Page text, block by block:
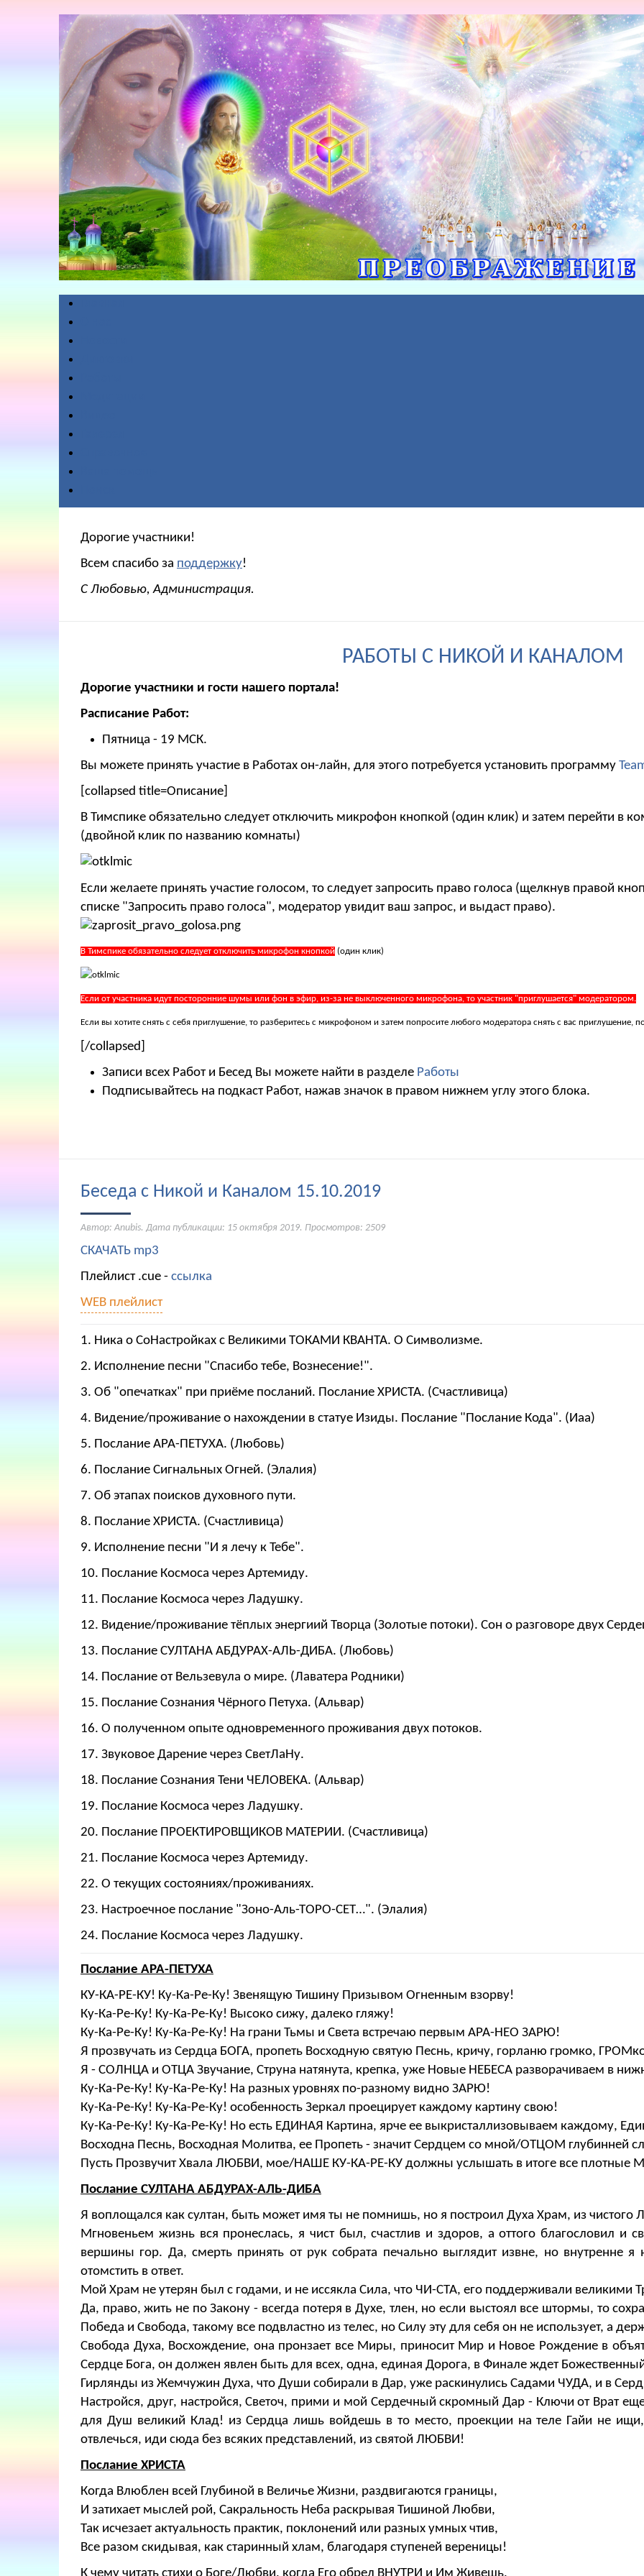
Дорогие участники!
Всем спасибо за поддержку!
С Любовью, Администрация.
РАБОТЫ С НИКОЙ И КАНАЛОМ
Дорогие участники и гости нашего портала!
Расписание Работ:
Пятница - 19 МСК.
Вы можете принять участие в Работах он-лайн, для этого потребуется установить программу
[collapsed title=Описание]
В Тимспике обязательно следует отключить микрофон кнопкой (один клик) и затем перейти в
(двойной клик по названию комнаты)
Если желаете принять участие голосом, то следует запросить право голоса (щелкнув правой
списке "Запросить право голоса", модератор увидит ваш запрос, и выдаст право).
В Тимспике обязательно следует отключить микрофон кнопкой (один клик)
Если от участника идут посторонние шумы или фон в эфир, из-за не выключенного микрофона, то участник "приглушается" модератором.
Если вы хотите снять с себя приглушение, то разберитесь с микрофоном и затем попросите любого модератора снять с вас приглушение,
[/collapsed]
Записи всех Работ и Бесед Вы можете найти в разделе Работы
Подписывайтесь на подкаст Работ, нажав значок в правом нижнем углу этого блока.
Беседа с Никой и Каналом 15.10.2019
Автор: Anubis. Дата публикации: 15 октября 2019. Просмотров: 2509
СКАЧАТЬ mp3
Плейлист .cue - ссылка
WEB плейлист
1. Ника о СоНастройках с Великими ТОКАМИ КВАНТА. О Символизме.
2. Исполнение песни "Спасибо тебе, Вознесение!".
3. Об "опечатках" при приёме посланий. Послание ХРИСТА. (Счастливица)
4. Видение/проживание о нахождении в статуе Изиды. Послание "Послание Кода". (Иаа)
5. Послание АРА-ПЕТУХА. (Любовь)
6. Послание Сигнальных Огней. (Элалия)
7. Об этапах поисков духовного пути.
8. Послание ХРИСТА. (Счастливица)
9. Исполнение песни "И я лечу к Тебе".
10. Послание Космоса через Артемиду.
11. Послание Космоса через Ладушку.
12. Видение/проживание тёплых энергиий Творца (Золотые потоки). Сон о разговоре двух
13. Послание СУЛТАНА АБДУРАХ-АЛЬ-ДИБА. (Любовь)
14. Послание от Вельзевула о мире. (Лаватера Родники)
15. Послание Сознания Чёрного Петуха. (Альвар)
16. О полученном опыте одновременного проживания двух потоков.
17. Звуковое Дарение через СветЛаНу.
18. Послание Сознания Тени ЧЕЛОВЕКА. (Альвар)
19. Послание Космоса через Ладушку.
20. Послание ПРОЕКТИРОВЩИКОВ МАТЕРИИ. (Счастливица)
21. Послание Космоса через Артемиду.
22. О текущих состояниях/проживаниях.
23. Настроечное послание "Зоно-Аль-ТОРО-СЕТ…". (Элалия)
24. Послание Космоса через Ладушку.
Послание АРА-ПЕТУХА
КУ-КА-РЕ-КУ! Ку-Ка-Ре-Ку! Звенящую Тишину Призывом Огненным взорву!
Ку-Ка-Ре-Ку! Ку-Ка-Ре-Ку! Высоко сижу, далеко гляжу!
Ку-Ка-Ре-Ку! Ку-Ка-Ре-Ку! На грани Тьмы и Света встречаю первым АРА-НЕО ЗАРЮ!
Я прозвучать из Сердца БОГА, пропеть Восходную святую Песнь, кричу, горланю громко,
Я - СОЛНЦА и ОТЦА Звучание, Струна натянута, крепка, уже Новые НЕБЕСА разворачиваем в
Ку-Ка-Ре-Ку! Ку-Ка-Ре-Ку! На разных уровнях по-разному видно ЗАРЮ!
Ку-Ка-Ре-Ку! Ку-Ка-Ре-Ку! особенность Зеркал проецирует каждому картину свою!
Ку-Ка-Ре-Ку! Ку-Ка-Ре-Ку! Но есть ЕДИНАЯ Картина, ярче ее выкристаллизовываем каждому,
Восходна Песнь, Восходная Молитва, ее Пропеть - значит Сердцем со мной/ОТЦОМ глубинней
Пусть Прозвучит Хвала ЛЮБВИ, мое/НАШЕ КУ-КА-РЕ-КУ должны услышать в итоге все плотные
Послание СУЛТАНА АБДУРАХ-АЛЬ-ДИБА
Я воплощался как султан, быть может имя ты не помнишь, но я построил Духа Храм, из чистого
Мгновеньем жизнь вся пронеслась, я чист был, счастлив и здоров, а оттого благословил и
вершины гор. Да, смерть принять от рук собрата печально выглядит извне, но внутренне я
отомстить в ответ.
Мой Храм не утерян был с годами, и не иссякла Сила, что ЧИ-СТА, его поддерживали великими
Да, право, жить не по Закону - всегда потеря в Духе, тлен, но если выстоял все штормы, то
Победа и Свобода, такому все подвластно из телес, но Силу эту для себя он не использует, а
Свобода Духа, Восхождение, она пронзает все Миры, приносит Мир и Новое Рождение в
Сердце Бога, он должен явлен быть для всех, одна, единая Дорога, в Финале ждет
Гирлянды из Жемчужин Духа, что Души собирали в Дар, уже раскинулись Садами ЧУДА, и в
Настройся, друг, настройся, Светоч, прими и мой Сердечный скромный Дар - Ключи от Врат
для Душ великий Клад! из Сердца лишь войдешь в то место, проекции на теле Гайи не
отвлечься, иди сюда без всяких представлений, из святой ЛЮБВИ!
Послание ХРИСТА
Когда Влюблен всей Глубиной в Величье Жизни, раздвигаются границы,
И затихает мыслей рой, Сакральность Неба раскрывая Тишиной Любви,
Так исчезает актуальность практик, поклонений или разных умных чтив,
Все разом скидывая, как старинный хлам, благодаря ступеней вереницы!